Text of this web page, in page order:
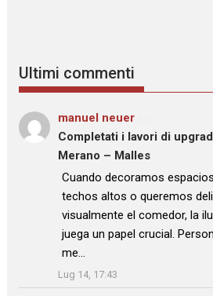
Ultimi commenti
manuel neuer
Completati i lavori di
Merano – Malles
: “
Cuando decoramos
techos altos o queremos
visualmente el comedor, la
juega un papel crucial.
me…
”
Lug 14, 17:43